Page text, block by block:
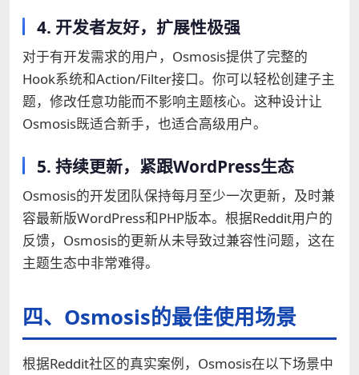
4. 开发者友好，扩展性极强
对于有开发需求的用户，Osmosis提供了完整的
Hook系统和Action/Filter接口。你可以轻松创建子主
题，修改任意功能而不影响主题核心。这种设计让
Osmosis既适合新手，也适合高级用户。
5. 持续更新，紧跟WordPress生态
Osmosis的开发团队保持每月至少一次更新，及时兼
容最新版WordPress和PHP版本。根据Reddit用户的
反馈，Osmosis的更新从未导致过兼容性问题，这在
主题生态中非常难得。
四、Osmosis的最佳使用场景
根据Reddit社区的真实案例，Osmosis在以下场景中